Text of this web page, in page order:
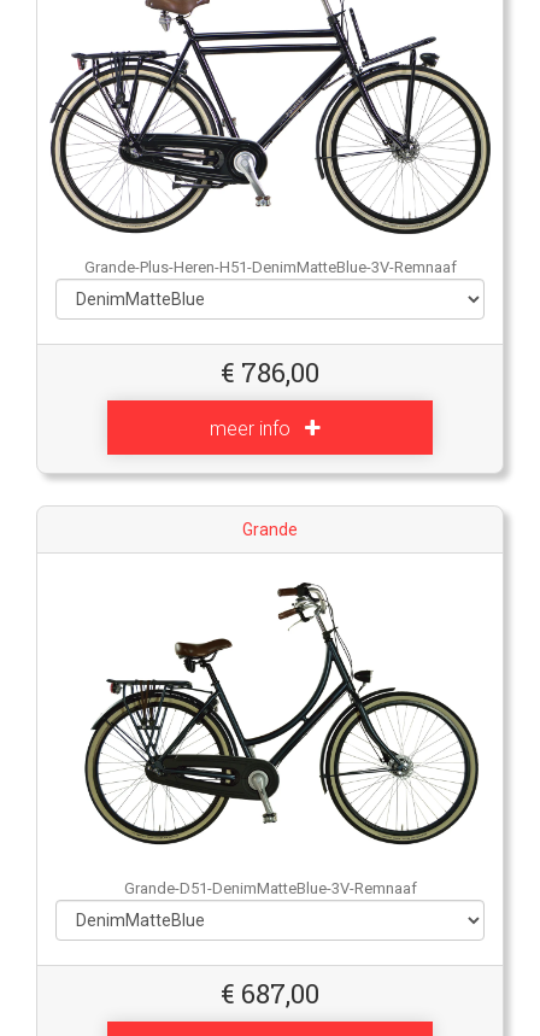
Grande-Plus-Heren-H51-DenimMatteBlue-3V-Remnaaf
€ 786,00
meer info
Grande
Grande-D51-DenimMatteBlue-3V-Remnaaf
€ 687,00